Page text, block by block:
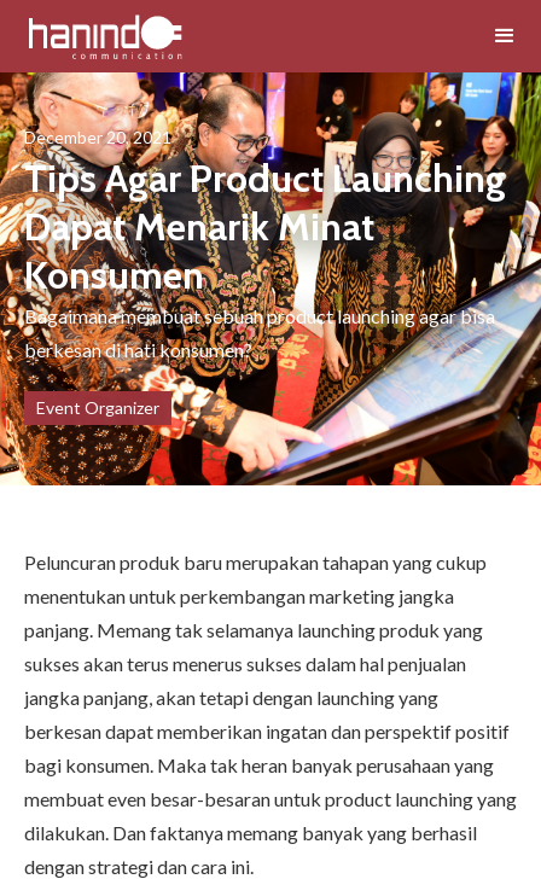
December 20, 2021
Tips Agar Product Launching
Dapat Menarik Minat
Konsumen
Bagaimana membuat sebuah product launching agar bisa
berkesan di hati konsumen?
Event Organizer
Peluncuran produk baru merupakan tahapan yang cukup
menentukan untuk perkembangan marketing jangka
panjang. Memang tak selamanya launching produk yang
sukses akan terus menerus sukses dalam hal penjualan
jangka panjang, akan tetapi dengan launching yang
berkesan dapat memberikan ingatan dan perspektif positif
bagi konsumen. Maka tak heran banyak perusahaan yang
membuat even besar-besaran untuk product launching yang
dilakukan. Dan faktanya memang banyak yang berhasil
dengan strategi dan cara ini.